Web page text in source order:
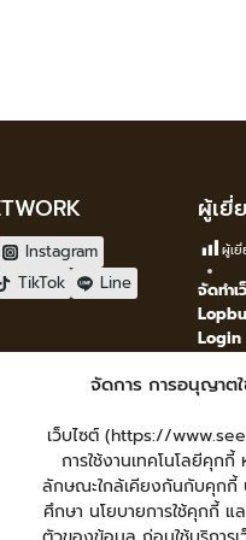
จัดการ การอนุญาต
เว็บไซต์ (https://
การใช้งานเทคโนโลยีคุก
ลักษณะใกล้เคียงกันกับคุกกี้
ศึกษา นโยบายการใช้คุกกี้ แ
Instagram
TikTok Line
ผู้เยี่
ผู้เ
จัดทำเ
Login